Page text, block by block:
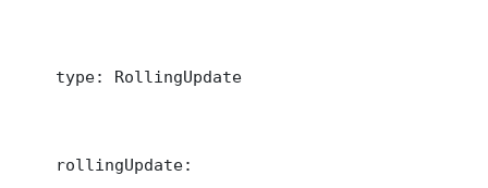
    type: RollingUpdate
    rollingUpdate: